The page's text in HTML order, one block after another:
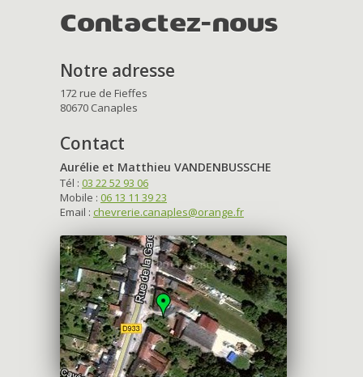
Contactez-nous
Notre adresse
172 rue de Fieffes
80670 Canaples
Contact
Aurélie et Matthieu VANDENBUSSCHE
Tél : 03 22 52 93 06
Mobile : 06 13 11 39 23
Email : chevrerie.canaples@orange.fr